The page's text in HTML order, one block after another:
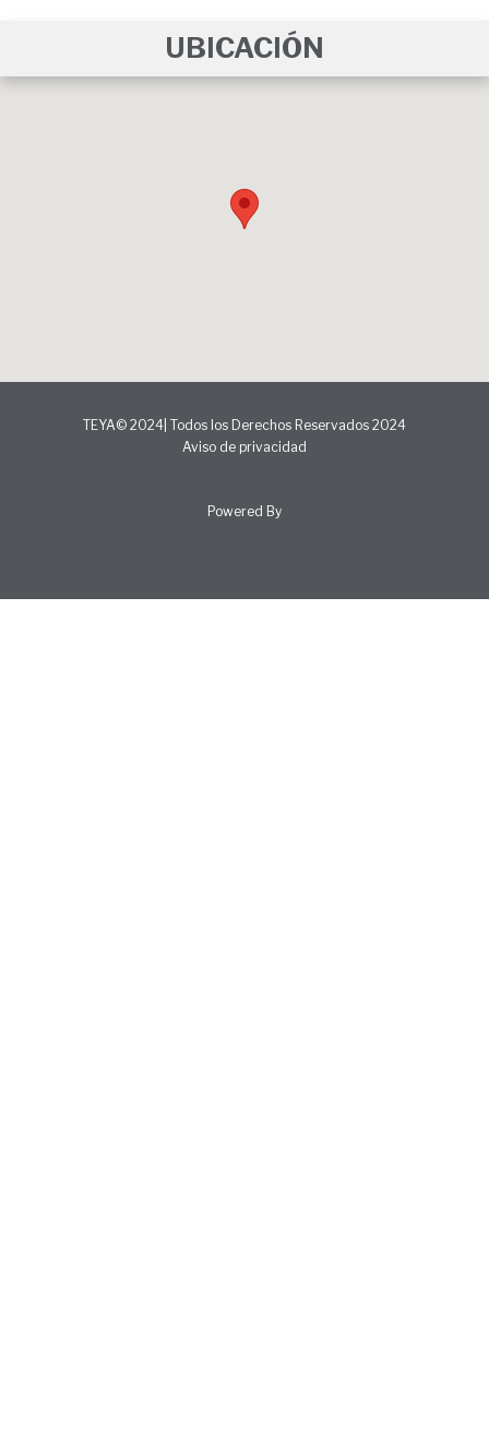
UBICACIÓN
TEYA© 2024| Todos los Derechos Reservados 2024
Aviso de privacidad
Powered By